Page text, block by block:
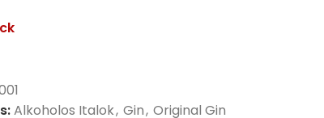
Alkoholos Italok, Gin, Original Gin